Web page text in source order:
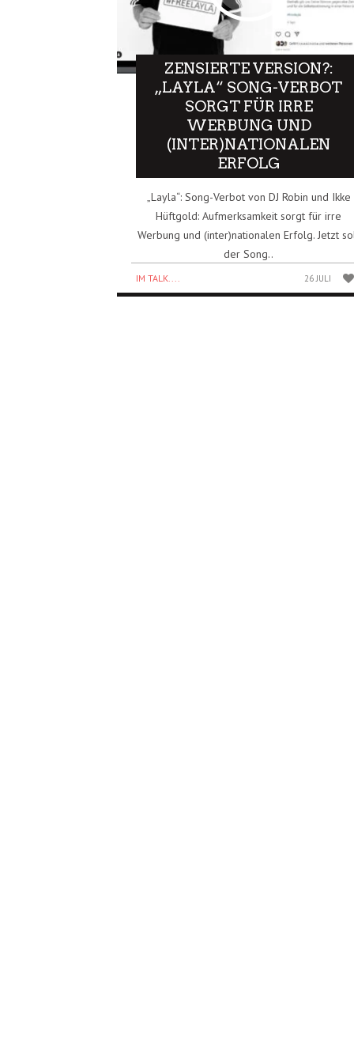
ZENSIERTE VERSION?:
„LAYLA“ SONG-VERBOT
SORGT FÜR IRRE
WERBUNG UND
(INTER)NATIONALEN
ERFOLG
„Layla“: Song-Verbot von DJ Robin und Ikke
Hüftgold: Aufmerksamkeit sorgt für irre
Werbung und (inter)nationalen Erfolg. Jetzt
der Song..
IM TALK.... 26 JULI